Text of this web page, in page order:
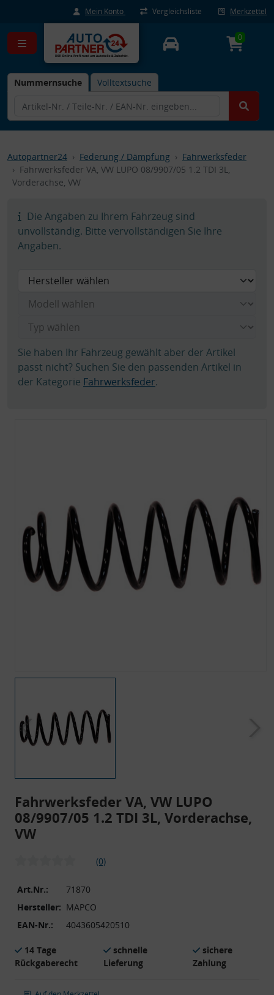
Mein Konto Vergleichsliste Merkzettel
Nummernsuche Volltextsuche
0
Autopartner24 Federung / Dämpfung
Fahrwerksfeder
Fahrwerksfeder VA, VW LUPO 08/9907/05 1.2 TDI 3L,
Vorderachse, VW
Die Angaben zu Ihrem Fahrzeug sind
unvollständig. Bitte vervollständigen Sie Ihre
Angaben.
Sie haben Ihr Fahrzeug gewählt aber der Artikel
passt nicht? Suchen Sie den passenden Artikel in
der Kategorie Fahrwerksfeder.
Fahrwerksfeder VA, VW LUPO
08/9907/05 1.2 TDI 3L, Vorderachse,
VW
(0)
Art.Nr.:
71870
Hersteller: MAPCO
EAN-Nr.:
4043605420510
14 Tage
Rückgaberecht
schnelle
Lieferung
sichere
Zahlung